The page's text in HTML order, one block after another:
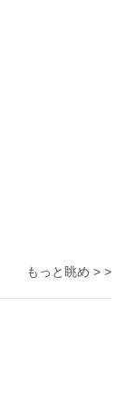
もっと眺め > >